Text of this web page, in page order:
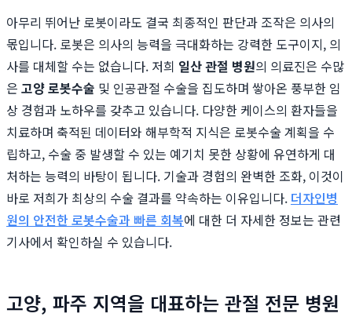
아무리 뛰어난 로봇이라도 결국 최종적인 판단과 조작은 의사의
몫입니다. 로봇은 의사의 능력을 극대화하는 강력한 도구이지, 의
사를 대체할 수는 없습니다. 저희 일산 관절 병원의 의료진은 수많
은 고양 로봇수술 및 인공관절 수술을 집도하며 쌓아온 풍부한 임
상 경험과 노하우를 갖추고 있습니다. 다양한 케이스의 환자들을
치료하며 축적된 데이터와 해부학적 지식은 로봇수술 계획을 수
립하고, 수술 중 발생할 수 있는 예기치 못한 상황에 유연하게 대
처하는 능력의 바탕이 됩니다. 기술과 경험의 완벽한 조화, 이것이
바로 저희가 최상의 수술 결과를 약속하는 이유입니다. 더자인병
원의 안전한 로봇수술과 빠른 회복에 대한 더 자세한 정보는 관련
기사에서 확인하실 수 있습니다.
고양, 파주 지역을 대표하는 관절 전문 병원